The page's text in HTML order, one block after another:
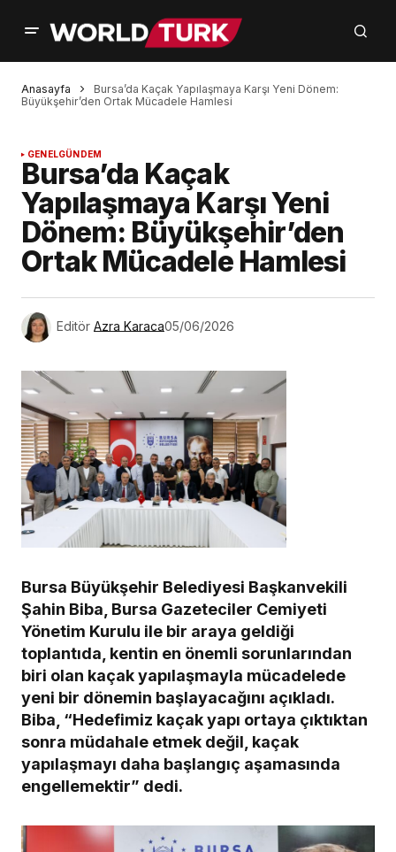
Anasayfa
Bursa’da Kaçak Yapılaşmaya Karşı Yeni Dönem:
Büyükşehir’den Ortak Mücadele Hamlesi
GENELGÜNDEM
Bursa’da Kaçak
Yapılaşmaya Karşı Yeni
Dönem: Büyükşehir’den
Ortak Mücadele Hamlesi
Editör Azra Karaca05/06/2026
Bursa Büyükşehir Belediyesi Başkanvekili
Şahin Biba, Bursa Gazeteciler Cemiyeti
Yönetim Kurulu ile bir araya geldiği
toplantıda, kentin en önemli sorunlarından
biri olan kaçak yapılaşmayla mücadelede
yeni bir dönemin başlayacağını açıkladı.
Biba, “Hedefimiz kaçak yapı ortaya çıktıktan
sonra müdahale etmek değil, kaçak
yapılaşmayı daha başlangıç aşamasında
engellemektir” dedi.